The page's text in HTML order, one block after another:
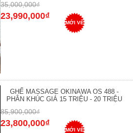
35,000,000₫
23,990,000₫
MỚI VỀ
GHẾ MASSAGE OKINAWA OS 488 -
PHÂN KHÚC GIÁ 15 TRIỆU - 20 TRIỆU
85,900,000₫
23,800,000₫
MỚI VỀ